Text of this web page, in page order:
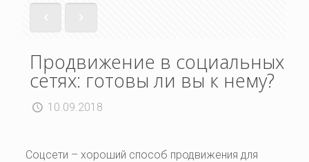
Продвижение в социальных
сетях: готовы ли вы к нему?
10.09.2018
Соцсети – хороший способ продвижения для